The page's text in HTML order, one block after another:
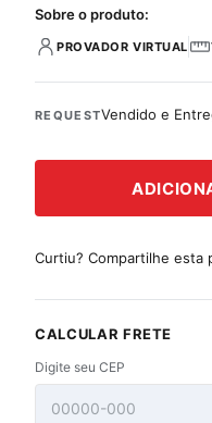
Sobre o produto:
PROVADOR VIRTUAL
REQUESTVendido e
Curtiu? Compartilhe esta
CALCULAR FRETE
Digite seu CEP